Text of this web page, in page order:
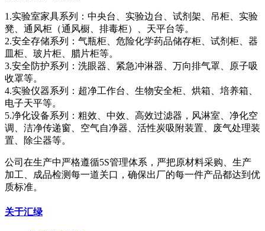
1.实验室家具系列：中央台、实验边台、试剂架、吊柜、实验
凳、通风柜（通风橱、排毒柜）、天平台等。
2.安全存储系列：气瓶柜、危险化学药品储存柜、试剂柜、器
皿柜、玻片柜、腊片柜等。
3.安全防护系列：洗眼器、紧急冲淋器、万向排气罩、原子吸
收罩等。
4.实验仪器系列：超净工作台、生物安全柜、烘箱、培养箱、
电子天平等。
5.净化设备系列：粗效、中效、高效过滤器，风淋室、净化空
调、洁净传递窗、空气自净器、活性炭吸附装置、废气处理装
置、除尘器等。
公司在生产中严格遵循5S管理体系，严把原材料采购、生产
加工、成品检测每一道关口，确保出厂的每一件产品都达到优
质标准。
关于汇绿